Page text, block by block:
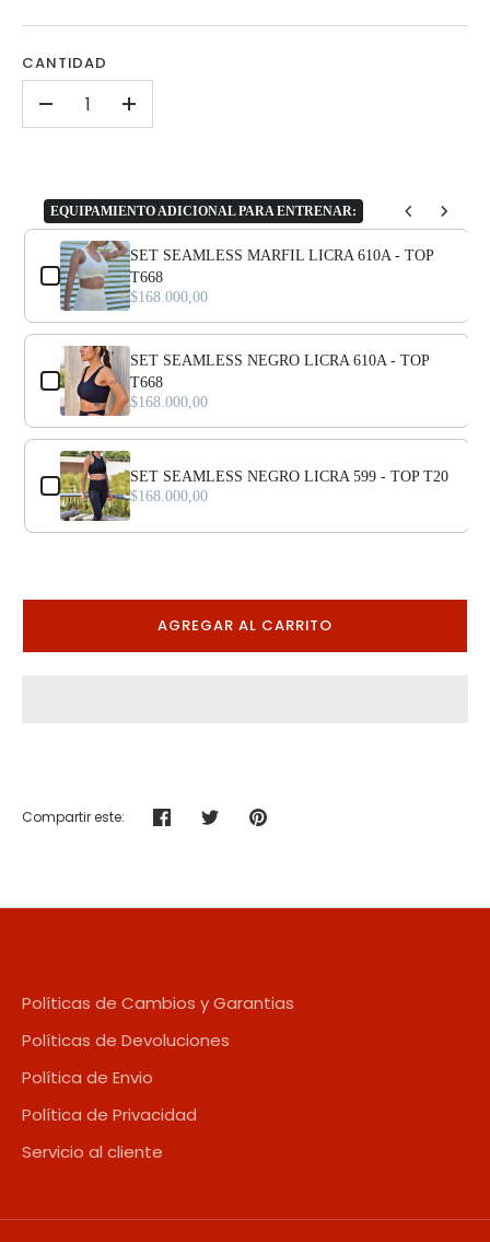
CANTIDAD
+
EQUIPAMIENTO ADICIONAL PARA ENTRENAR:
Use the Previous and Next buttons to navigate through product
SET SEAMLESS MARFIL LICRA 610A - TOP
T668
$168.000,00
SET SEAMLESS NEGRO LICRA 610A - TOP
T668
$168.000,00
SET SEAMLESS NEGRO LICRA 599 - TOP T20
$168.000,00
AGREGAR AL CARRITO
Compartir este: CompartirTuitearHacer
Políticas de Cambios y Garantias
Políticas de Devoluciones
Política de Envio
Política de Privacidad
Servicio al cliente